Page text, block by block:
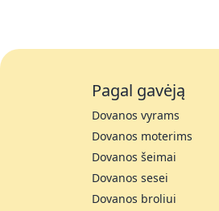
Pagal gavėją
Dovanos vyrams
Dovanos moterims
Dovanos šeimai
Dovanos sesei
Dovanos broliui